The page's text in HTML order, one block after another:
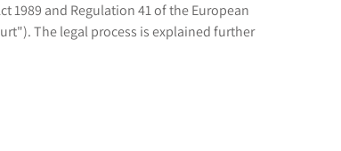
1989 and Regulation 41 of the European
The legal process is explained further